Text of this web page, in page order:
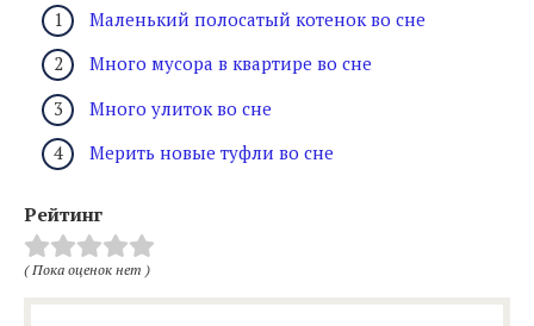
Маленький полосатый котенок во сне
Много мусора в квартире во сне
Много улиток во сне
Мерить новые туфли во сне
Рейтинг
( Пока оценок нет )